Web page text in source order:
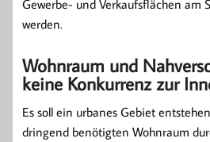
Gewerbe- und Verkaufsflächen am
werden.
Wohnraum und
keine Konkurrenz zur
Es soll ein urbanes Gebiet
dringend benötigten Wohnraum